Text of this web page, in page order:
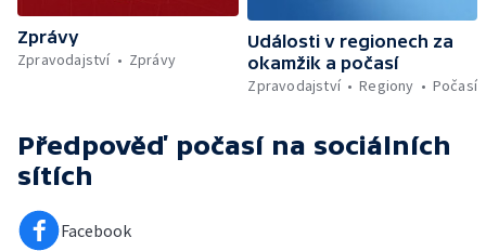
Zprávy
Zpravodajství
Zprávy
Události v regionech za
okamžik a počasí
Zpravodajství
Regiony Počasí
Předpověď počasí na sociálních
sítích
Facebook